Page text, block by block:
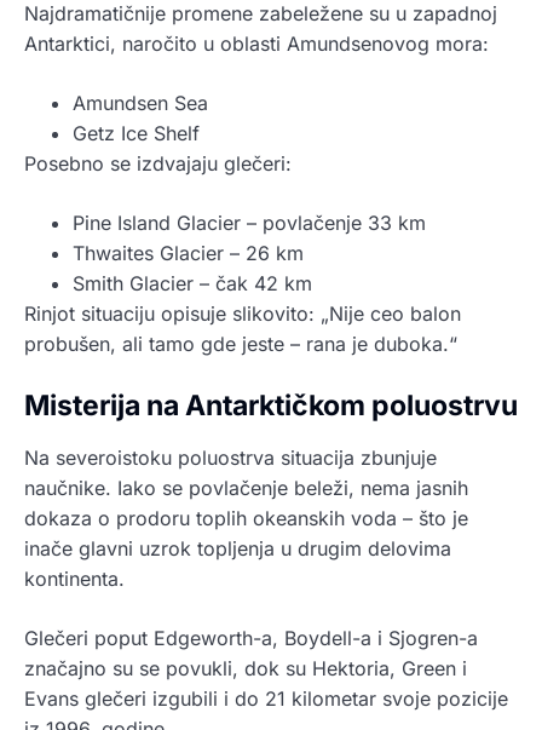
Najdramatičnije promene zabeležene su u zapadnoj
Antarktici, naročito u oblasti Amundsenovog mora:
Amundsen Sea
Getz Ice Shelf
Posebno se izdvajaju glečeri:
Pine Island Glacier – povlačenje 33 km
Thwaites Glacier – 26 km
Smith Glacier – čak 42 km
Rinjot situaciju opisuje slikovito: „Nije ceo balon
probušen, ali tamo gde jeste – rana je duboka.“
Misterija na Antarktičkom poluostrvu
Na severoistoku poluostrva situacija zbunjuje
naučnike. Iako se povlačenje beleži, nema jasnih
dokaza o prodoru toplih okeanskih voda – što je
inače glavni uzrok topljenja u drugim delovima
kontinenta.
Glečeri poput Edgeworth-a, Boydell-a i Sjogren-a
značajno su se povukli, dok su Hektoria, Green i
Evans glečeri izgubili i do 21 kilometar svoje pozicije